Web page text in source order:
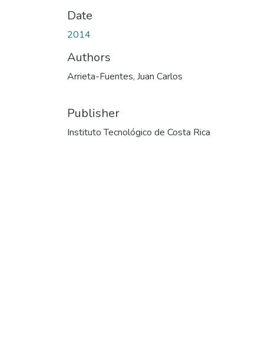
Date
2014
Authors
Arrieta-Fuentes, Juan Carlos
Publisher
Instituto Tecnológico de Costa Rica